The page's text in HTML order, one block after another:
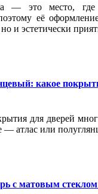
— это место,
её
и эстетически
какое
для дверей
— атлас или
с матовым стеклом